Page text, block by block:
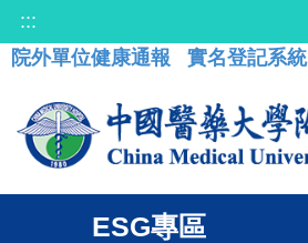
:::
院外單位健康通報
實名登記系統
ESG專區